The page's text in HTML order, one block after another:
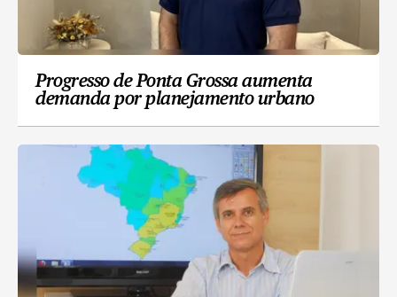
Progresso de Ponta Grossa aumenta
demanda por planejamento urbano